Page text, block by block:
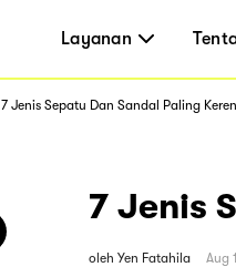
Layanan
7 Jenis Sepatu Dan Sandal Paling
7 Jenis
oleh Yen Fatahila Aug